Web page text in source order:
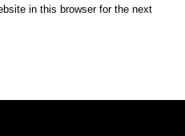
in this browser for the next